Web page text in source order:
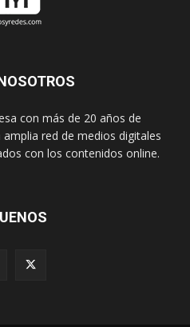
con más de 20 años de
red de medios digitales
con los contenidos online.